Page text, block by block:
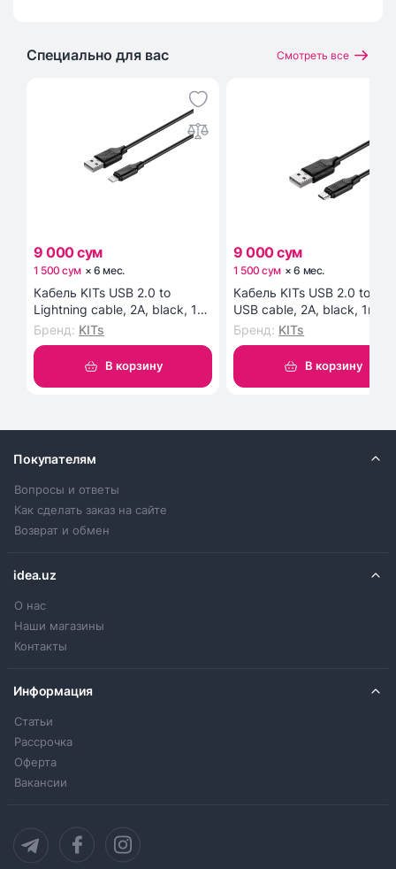
Специально для вас Смотреть все
9 000 сум
1 500 сум × 6 мес.
Кабель KITs USB 2.0 to
Lightning cable, 2A, black, 1m
(KITS-W-003)
Бренд: KITs
В корзину
9 000 сум
1 500 сум ×6 мес.
Кабель KITs USB 2.0 to
USB cable, 2A, black, 1m
(KITS-W-002)
Бренд: KITs
В корзину
Покупателям
Вопросы и ответы
Как сделать заказ на сайте
Возврат и обмен
idea.uz
О нас
Наши магазины
Контакты
Информация
Статьи
Рассрочка
Оферта
Вакансии